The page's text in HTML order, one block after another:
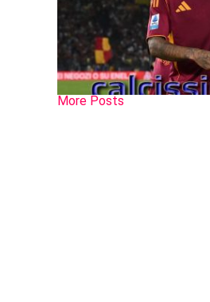
More Posts